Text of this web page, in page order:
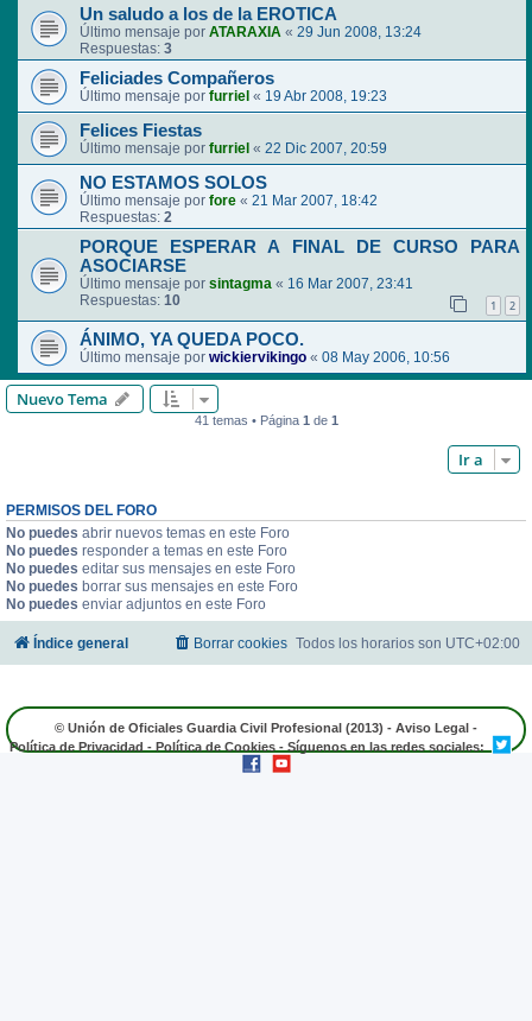
Un saludo a los de la EROTICA
Último mensaje por ATARAXIA « 29 Jun 2008, 13:24
Respuestas: 3
Feliciades Compañeros
Último mensaje por furriel « 19 Abr 2008, 19:23
Felices Fiestas
Último mensaje por furriel « 22 Dic 2007, 20:59
NO ESTAMOS SOLOS
Último mensaje por fore « 21 Mar 2007, 18:42
Respuestas: 2
PORQUE ESPERAR A FINAL DE CURSO PARA
ASOCIARSE
Último mensaje por sintagma « 16 Mar 2007, 23:41
Respuestas: 10 1 2
ÁNIMO, YA QUEDA POCO.
Último mensaje por wickiervikingo « 08 May 2006, 10:56
Nuevo Tema
41 temas • Página 1 de 1
Ir a
PERMISOS DEL FORO
No puedes abrir nuevos temas en este Foro
No puedes responder a temas en este Foro
No puedes editar sus mensajes en este Foro
No puedes borrar sus mensajes en este Foro
No puedes enviar adjuntos en este Foro
Índice general Todos los horarios son UTC+02:00
Borrar cookies
© Unión de Oficiales Guardia Civil Profesional (2013) - Aviso Legal -
Política de Privacidad - Política de Cookies - Síguenos en las redes sociales: